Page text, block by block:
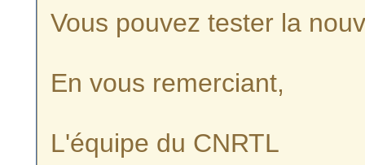
Vous pouvez tester la
En vous remerciant,
L'équipe du CNRTL